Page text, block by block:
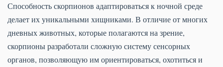
Способность скорпионов адаптироваться к ночной среде
делает их уникальными хищниками. В отличие от многих
дневных животных, которые полагаются на зрение,
скорпионы разработали сложную систему сенсорных
органов, позволяющую им ориентироваться, охотиться и